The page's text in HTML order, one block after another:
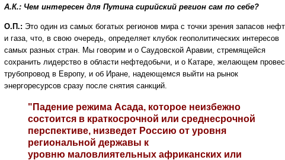
А.К.: Чем интересен для Путина сирийский регион сам по себе?
О.П.: Это один из самых богатых регионов мира с точки зрения запасов
и газа, что, в свою очередь, определяет клубок геополитических интересов
самых разных стран. Мы говорим и о Саудовской Аравии, стремящейся
сохранить лидерство в области нефтедобычи, и о Катаре, желающем
трубопровод в Европу, и об Иране, надеющемся выйти на рынок
энергоресурсов сразу после снятия санкций.
"Падение режима Асада, которое неизбежно
состоится в краткосрочной или среднесрочной
перспективе, низведет Россию от уровня
региональной державы к
уровню маловлиятельных африканских или